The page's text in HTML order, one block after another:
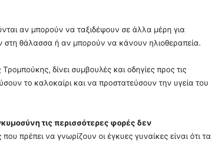
αν μπορούν να ταξιδέψουν σε άλλα μέρη για
θάλασσα ή αν μπορούν να κάνουν ηλιοθεραπεία.
δίνει συμβουλές και οδηγίες προς τις
το καλοκαίρι και να προστατεύσουν την υγεία του
τις περισσότερες φορές δεν
πρέπει να γνωρίζουν οι έγκυες γυναίκες είναι ότι τα